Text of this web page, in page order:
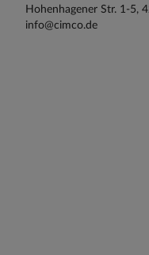
Hohenhagener Str. 1-5,
info@cimco.de